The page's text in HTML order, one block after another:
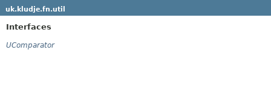
uk.kludje.fn.util
Interfaces
UComparator